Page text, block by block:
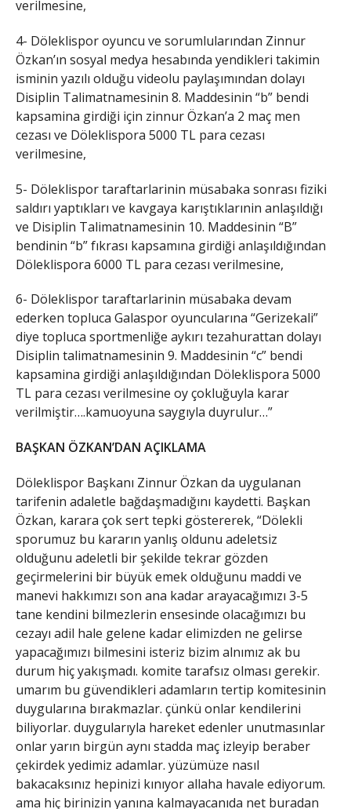
verilmesine,
4- Döleklispor oyuncu ve sorumlularından Zinnur
Özkan’ın sosyal medya hesabında yendikleri takimin
isminin yazılı olduğu videolu paylaşımından dolayı
Disiplin Talimatnamesinin 8. Maddesinin “b” bendi
kapsamina girdiği için zinnur Özkan’a 2 maç men
cezası ve Döleklispora 5000 TL para cezası
verilmesine,
5- Döleklispor taraftarlarinin müsabaka sonrası fiziki
saldırı yaptıkları ve kavgaya karıştıklarınin anlaşıldığı
ve Disiplin Talimatnamesinin 10. Maddesinin “B”
bendinin “b” fıkrası kapsamına girdiği anlaşıldığından
Döleklispora 6000 TL para cezası verilmesine,
6- Döleklispor taraftarlarinin müsabaka devam
ederken topluca Galaspor oyuncularına “Gerizekali”
diye topluca sportmenliğe aykırı tezahurattan dolayı
Disiplin talimatnamesinin 9. Maddesinin “c” bendi
kapsamina girdiği anlaşıldığından Döleklispora 5000
TL para cezası verilmesine oy çokluğuyla karar
verilmiştir….kamuoyuna saygıyla duyrulur…”
BAŞKAN ÖZKAN’DAN AÇIKLAMA
Döleklispor Başkanı Zinnur Özkan da uygulanan
tarifenin adaletle bağdaşmadığını kaydetti. Başkan
Özkan, karara çok sert tepki göstererek, “Dölekli
sporumuz bu kararın yanlış oldunu adeletsiz
olduğunu adeletli bir şekilde tekrar gözden
geçirmelerini bir büyük emek olduğunu maddi ve
manevi hakkımızı son ana kadar arayacağımızı 3-5
tane kendini bilmezlerin ensesinde olacağımızı bu
cezayı adil hale gelene kadar elimizden ne gelirse
yapacağımızı bilmesini isteriz bizim alnımız ak bu
durum hiç yakışmadı. komite tarafsız olması gerekir.
umarım bu güvendikleri adamların tertip komitesinin
duygularına bırakmazlar. çünkü onlar kendilerini
biliyorlar. duygularıyla hareket edenler unutmasınlar
onlar yarın birgün aynı stadda maç izleyip beraber
çekirdek yedimiz adamlar. yüzümüze nasıl
bakacaksınız hepinizi kınıyor allaha havale ediyorum.
ama hiç birinizin yanına kalmayacanıda net buradan